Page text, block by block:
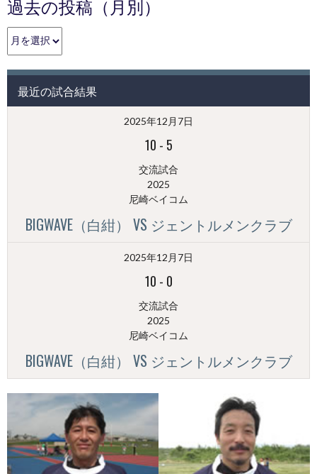
過去の投稿（月別）
過
去
投
（月
最近の試合結果
2025年12月7日
10 - 5
交流試合
2025
尼崎ベイコム
BIGWAVE（白紺） VS ジェントルメンクラブ
2025年12月7日
10 - 0
交流試合
2025
尼崎ベイコム
BIGWAVE（白紺） VS ジェントルメンクラブ